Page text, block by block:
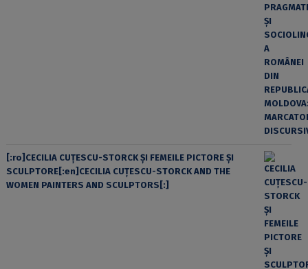
[:ro]CECILIA CUŢESCU-STORCK ŞI FEMEILE PICTORE ŞI
SCULPTORE[:en]CECILIA CUŢESCU-STORCK AND THE
WOMEN PAINTERS AND SCULPTORS[:]